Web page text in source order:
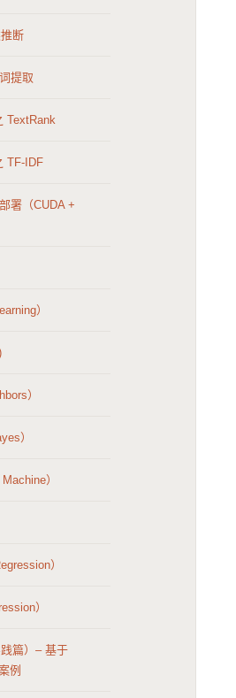
断
提取
TextRank
TF-IDF
署（CUDA +
）
）
）
）
）
）
篇）– 基于
例